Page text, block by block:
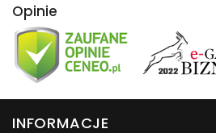
Opinie
INFORMACJE